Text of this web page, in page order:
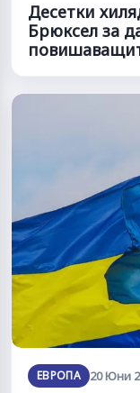
Десетки
Брюксел за
ЕВРОПА 20 Юни